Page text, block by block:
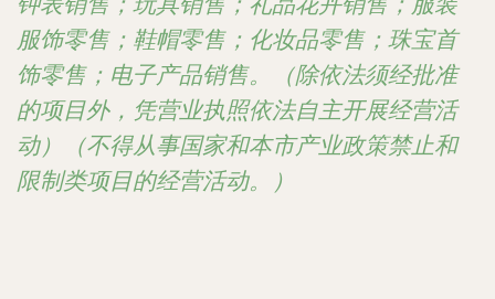
服饰零售；鞋帽零售；化妆品零售；珠宝首
饰零售；电子产品销售。（除依法须经批准
的项目外，凭营业执照依法自主开展经营活
动）（不得从事国家和本市产业政策禁止和
限制类项目的经营活动。）